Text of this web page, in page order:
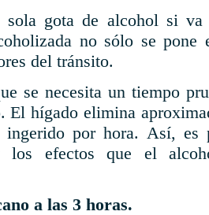
gota de alcohol si va
no sólo se
del tránsito.
se necesita un tiempo
. El hígado elimina
ingerido por hora. Así, es
efectos que el
a las 3 horas.